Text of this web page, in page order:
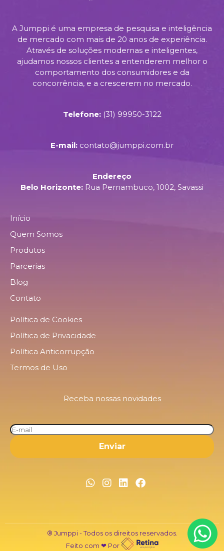
A Jumppi é uma empresa de pesquisa e inteligência
de mercado com mais de 20 anos de experiência.
Através de soluções modernas e inteligentes,
ajudamos nossos clientes a entenderem melhor o
comportamento dos consumidores e da
concorrência, e a crescerem no mercado.
Telefone: (31) 99950-3122
E-mail: contato@jumppi.com.br
Endereço
Belo Horizonte: Rua Pernambuco, 1002, Savassi
Início
Quem Somos
Produtos
Parcerias
Blog
Contato
Política de Cookies
Política de Privacidade
Política Anticorrupção
Termos de Uso
Receba nossas novidades
® Jumppi - Todos os direitos reservados.
Feito com ❤ Por